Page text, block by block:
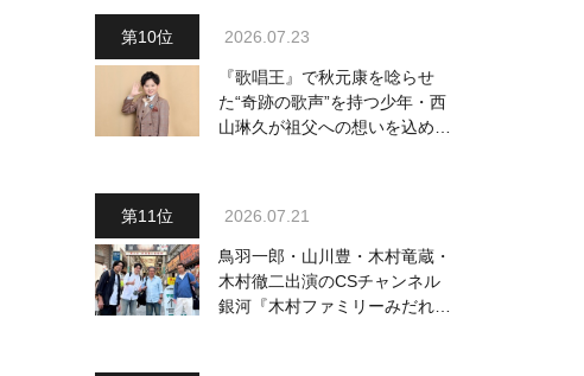
2026.07.23
『歌唱王』で秋元康を唸らせ
た“奇跡の歌声”を持つ少年・西
山琳久が祖父への想いを込めた
いちゃんとの絆を歌った曲を聴
いてください！」
2026.07.21
鳥羽一郎・山川豊・木村竜蔵・
木村徹二出演のCSチャンネル
銀河『木村ファミリーみだれ旅